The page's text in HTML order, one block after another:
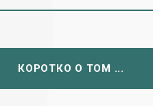
КОРОТКО О ТОМ ...